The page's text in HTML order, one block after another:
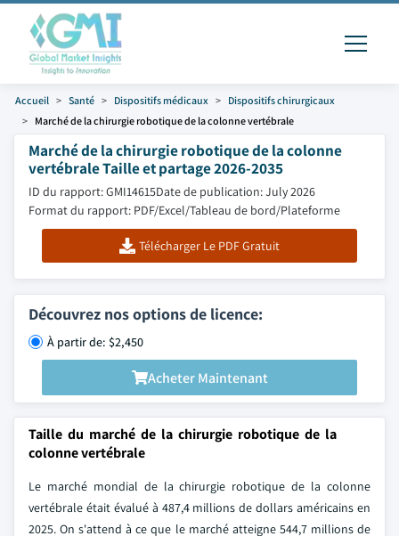
Accueil Santé Dispositifs médicaux
Dispositifs chirurgicaux
Marché de la chirurgie robotique de la colonne vertébrale
Marché de la chirurgie robotique de la colonne
vertébrale Taille et partage 2026-2035
ID du rapport: GMI14615Date de publication: July 2026
Format du rapport: PDF/Excel/Tableau de bord/Plateforme
Télécharger Le PDF Gratuit
Découvrez nos options de licence:
À partir de: $2,450
Acheter Maintenant
Taille du marché de la chirurgie robotique de la
colonne vertébrale
Le marché mondial de la chirurgie robotique de la colonne
vertébrale était évalué à 487,4 millions de dollars américains en
2025. On s'attend à ce que le marché atteigne 544,7 millions de